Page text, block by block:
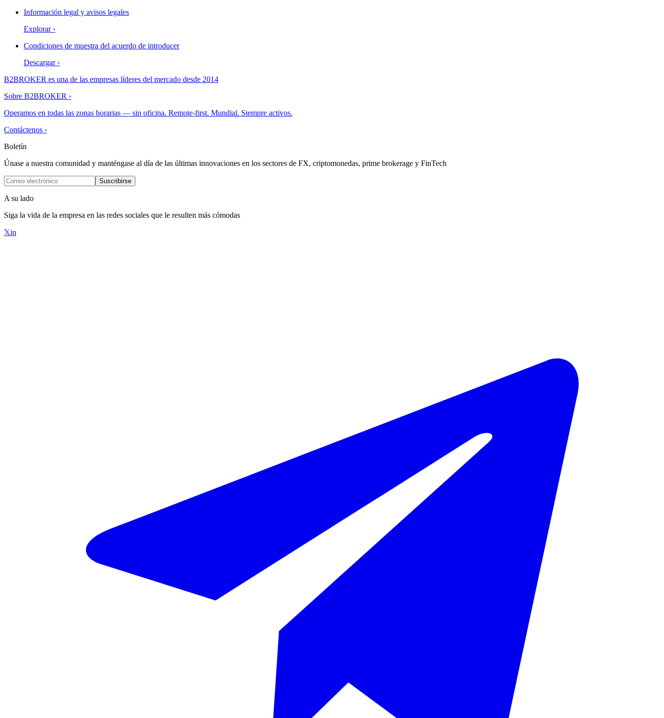
Información legal y avisos legales
Explorar ›
Condiciones de muestra del acuerdo de introducer
Descargar ›
B2BROKER es una de las empresas líderes del mercado desde 2014
Sobre B2BROKER ›
Operamos en todas las zonas horarias — sin oficina. Remote-first. Mundial. Siempre activos.
Contáctenos ›
Boletín
Únase a nuestra comunidad y manténgase al día de las últimas innovaciones en los sectores de FX, criptomonedas, prime brokerage y FinTech
Suscribirse
A su lado
Siga la vida de la empresa en las redes sociales que le resulten más cómodas
𝕏in